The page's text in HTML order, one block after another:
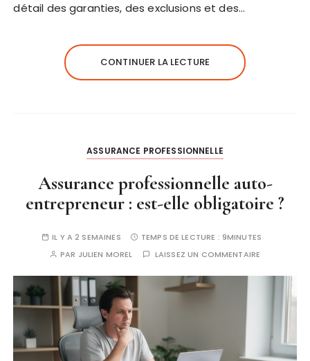
détail des garanties, des exclusions et des…
CONTINUER LA LECTURE
ASSURANCE PROFESSIONNELLE
Assurance professionnelle auto-
entrepreneur : est-elle obligatoire ?
IL Y A 2 SEMAINES TEMPS DE LECTURE : 9MINUTES
PAR JULIEN MOREL LAISSEZ UN COMMENTAIRE